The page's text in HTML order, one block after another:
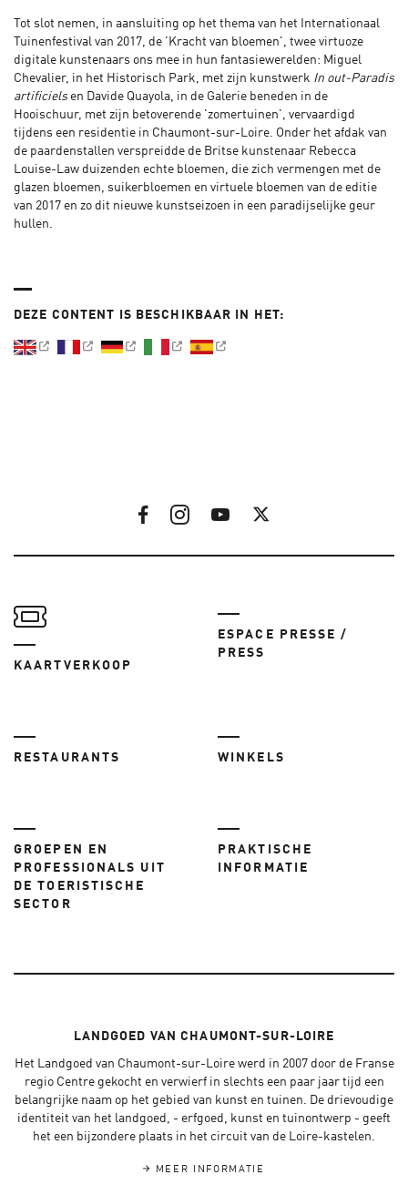
Tot slot nemen, in aansluiting op het thema van het Internationaal
Tuinenfestival van 2017, de 'Kracht van bloemen', twee virtuoze
digitale kunstenaars ons mee in hun fantasiewerelden: Miguel
Chevalier, in het Historisch Park, met zijn kunstwerk In out-Paradis
artificielsen Davide Quayola, in de Galerie beneden in de
Hooischuur, met zijn betoverende 'zomertuinen', vervaardigd
tijdens een residentie in Chaumont-sur-Loire. Onder het afdak van
de paardenstallen verspreidde de Britse kunstenaar Rebecca
Louise-Law duizenden echte bloemen, die zich vermengen met de
glazen bloemen, suikerbloemen en virtuele bloemen van de editie
van 2017 en zo dit nieuwe kunstseizoen in een paradijselijke geur
hullen.
DEZE CONTENT IS BESCHIKBAAR IN HET:
KAARTVERKOOP
ESPACE PRESSE /
PRESS
RESTAURANTS WINKELS
GROEPEN EN
PROFESSIONALS UIT
DE TOERISTISCHE
SECTOR
PRAKTISCHE
INFORMATIE
LANDGOED VAN CHAUMONT-SUR-LOIRE
Het Landgoed van Chaumont-sur-Loire werd in 2007 door de Franse
regio Centre gekocht en verwierf in slechts een paar jaar tijd een
belangrijke naam op het gebied van kunst en tuinen. De drievoudige
identiteit van het landgoed, - erfgoed, kunst en tuinontwerp - geeft
het een bijzondere plaats in het circuit van de Loire-kastelen.
MEER INFORMATIE